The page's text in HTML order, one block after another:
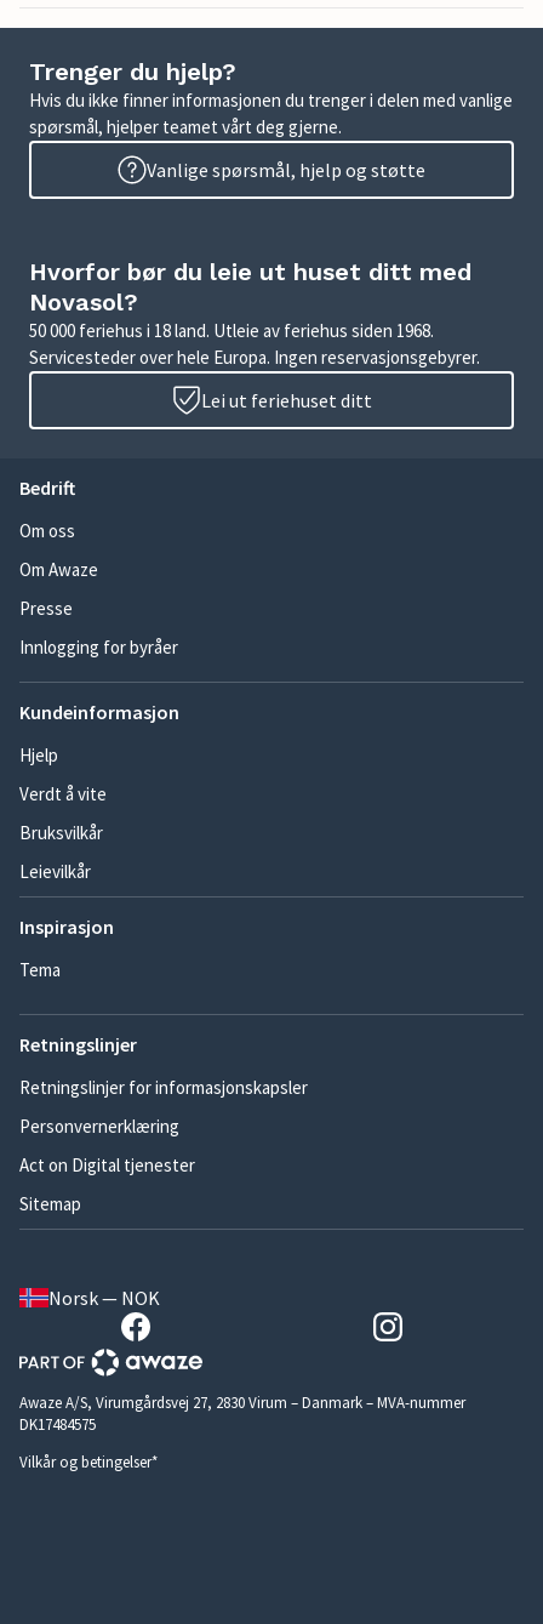
Trenger du hjelp?
Hvis du ikke finner informasjonen du trenger i delen med vanlige
spørsmål, hjelper teamet vårt deg gjerne.
Vanlige spørsmål, hjelp og støtte
Hvorfor bør du leie ut huset ditt med
Novasol?
50 000 feriehus i 18 land. Utleie av feriehus siden 1968.
Servicesteder over hele Europa. Ingen reservasjonsgebyrer.
Lei ut feriehuset ditt
Bedrift
Om oss
Om Awaze
Presse
Innlogging for byråer
Kundeinformasjon
Hjelp
Verdt å vite
Bruksvilkår
Leievilkår
Inspirasjon
Tema
Retningslinjer
Retningslinjer for informasjonskapsler
Personvernerklæring
Act on Digital tjenester
Sitemap
Norsk — NOK
Awaze A/S, Virumgårdsvej 27, 2830 Virum – Danmark – MVA-nummer
DK17484575
Vilkår og betingelser*